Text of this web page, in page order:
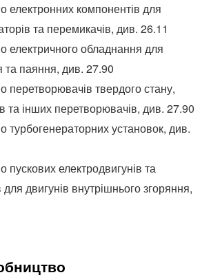
електронних компонентів для
та перемикачів, див. 26.11
електричного обладнання для
паяння, див. 27.90
перетворювачів твердого стану,
та інших перетворювачів, див. 27.90
турбогенераторних установок, див.
пускових електродвигунів та
для двигунів внутрішнього згоряння,